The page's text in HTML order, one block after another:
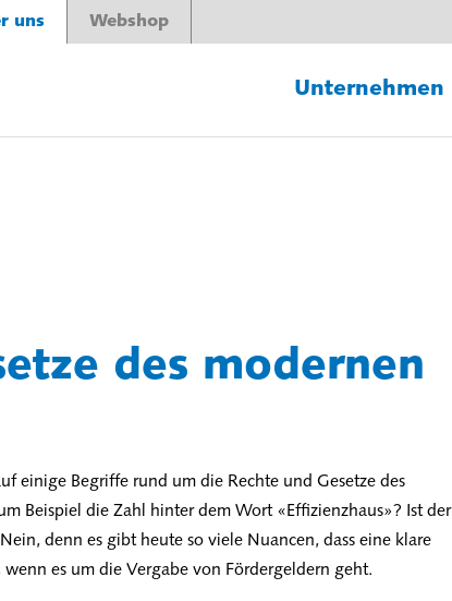
uns Webshop
Unternehmen
des modernen
einige Begriffe rund um die Rechte und Gesetze des
Beispiel die Zahl hinter dem Wort «Effizienzhaus»? Ist der
denn es gibt heute so viele Nuancen, dass eine klare
es um die Vergabe von Fördergeldern geht.